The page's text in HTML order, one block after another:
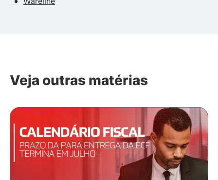
Veja outras matérias